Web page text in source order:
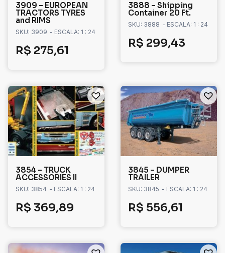
3909 – EUROPEAN
TRACTORS TYRES
and RIMS
SKU: 3909 - ESCALA: 1 : 24
R$ 275,61
3888 – Shipping
Container 20 Ft.
SKU: 3888 - ESCALA: 1 : 24
R$ 299,43
3854 – TRUCK
ACCESSORIES II
SKU: 3854 - ESCALA: 1 : 24
R$ 369,89
3845 – DUMPER
TRAILER
SKU: 3845 - ESCALA: 1 : 24
R$ 556,61